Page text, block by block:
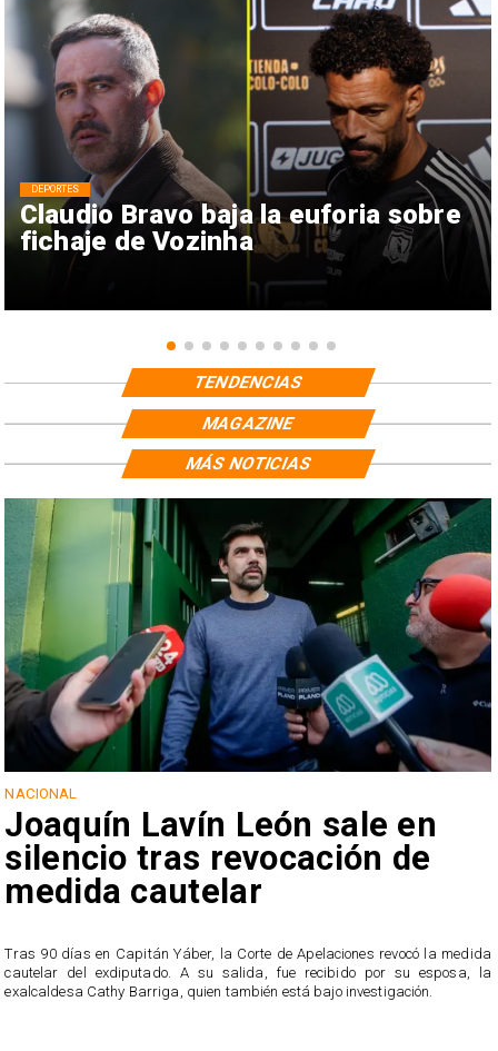
Claudio Bravo baja la euforia sobre
fichaje de Vozinha
DEPORTES
TENDENCIAS
MAGAZINE
NACIONAL
Joaquín Lavín León sale en
silencio tras revocación de
medida cautelar
Tras 90 días en Capitán Yáber, la Corte de Apelaciones revocó la medida
cautelar del exdiputado. A su salida, fue recibido por su esposa, la
exalcaldesa Cathy Barriga, quien también está bajo investigación.
MÁS NOTICIAS